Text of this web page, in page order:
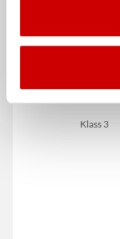
Klass 3